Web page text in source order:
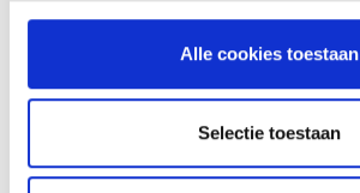
Alle cookies toestaan
Selectie toestaan